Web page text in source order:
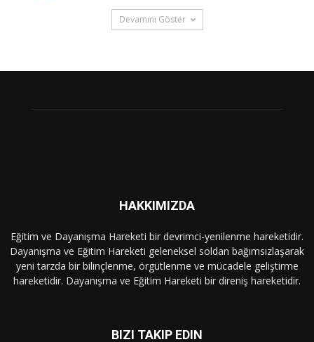
Devamını Göster
HAKKIMIZDA
Eğitim ve Dayanışma Hareketi bir devrimci-yenilenme hareketidir.
Dayanışma ve Eğitim Hareketi geleneksel soldan bağımsızlaşarak
yeni tarzda bir bilinçlenme, örgütlenme ve mücadele geliştirme
hareketidir. Dayanışma ve Eğitim Hareketi bir direniş hareketidir.
BIZI TAKIP EDIN